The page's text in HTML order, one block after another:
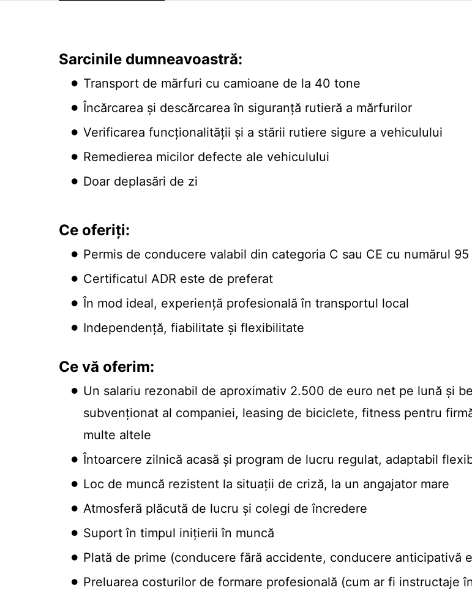
Sarcinile dumneavoastră:
Transport de mărfuri cu camioane de la 40 tone
Încărcarea și descărcarea în siguranță rutieră a mărfurilor
Verificarea funcționalității și a stării rutiere sigure a vehiculului
Remedierea micilor defecte ale vehiculului
Doar deplasări de zi
Ce oferiți:
Permis de conducere valabil din categoria C sau CE cu numărul
Certificatul ADR este de preferat
În mod ideal, experiență profesională în transportul local
Independență, fiabilitate și flexibilitate
Ce vă oferim:
Un salariu rezonabil de aproximativ 2.500 de euro net pe lună și
subvenționat al companiei, leasing de biciclete, fitness pentru
multe altele
Întoarcere zilnică acasă și program de lucru regulat, adaptabil
Loc de muncă rezistent la situații de criză, la un angajator mare
Atmosferă plăcută de lucru și colegi de încredere
Suport în timpul inițierii în muncă
Plată de prime (conducere fără accidente, conducere anticipativă
Preluarea costurilor de formare profesională (cum ar fi instructaje